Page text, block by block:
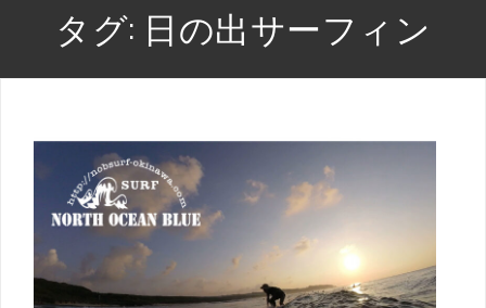
タグ: 日の出サーフィン